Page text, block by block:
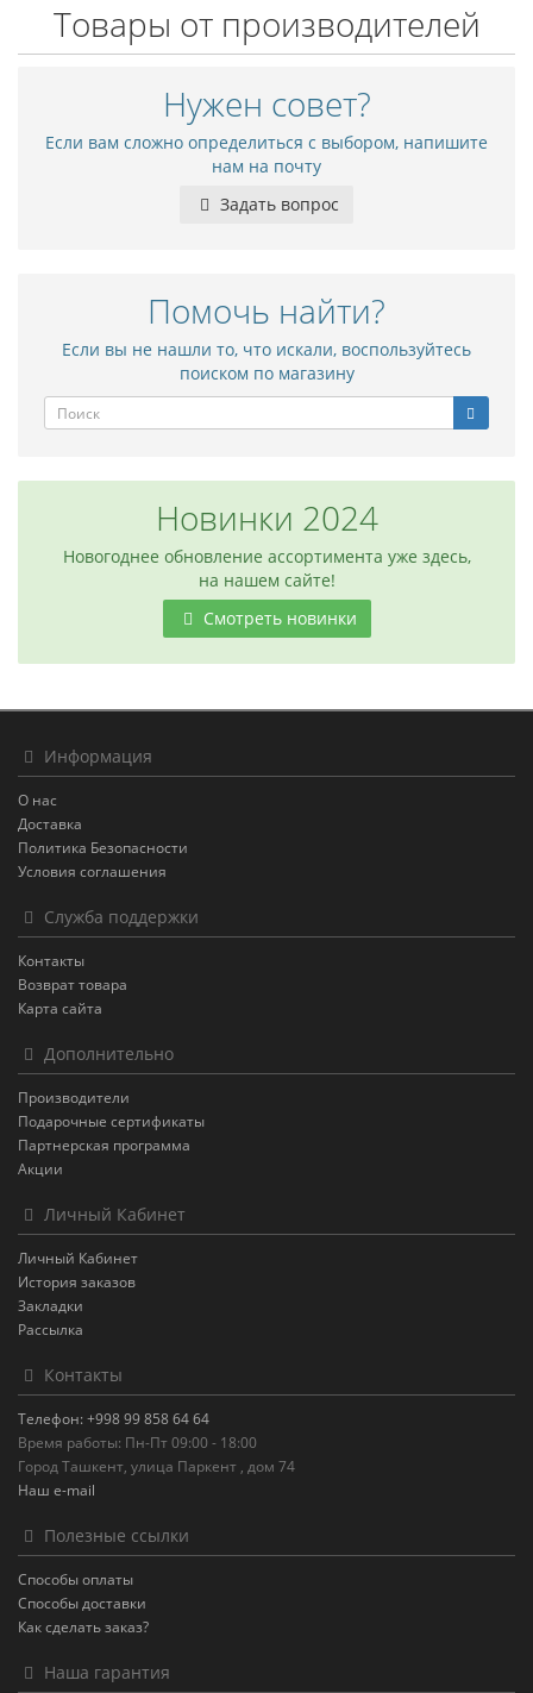
Товары от производителей
Нужен совет?
Если вам сложно определиться с выбором, напишите
нам на почту
Задать вопрос
Помочь найти?
Если вы не нашли то, что искали, воспользуйтесь
поиском по магазину
Новинки 2024
Новогоднее обновление ассортимента уже здесь,
на нашем сайте!
Смотреть новинки
Информация
О нас
Доставка
Политика Безопасности
Условия соглашения
Служба поддержки
Контакты
Возврат товара
Карта сайта
Дополнительно
Производители
Подарочные сертификаты
Партнерская программа
Акции
Личный Кабинет
Личный Кабинет
История заказов
Закладки
Рассылка
Контакты
Телефон: +998 99 858 64 64
Время работы: Пн-Пт 09:00 - 18:00
Город Ташкент, улица Паркент , дом 74
Наш e-mail
Полезные ссылки
Способы оплаты
Способы доставки
Как сделать заказ?
Наша гарантия